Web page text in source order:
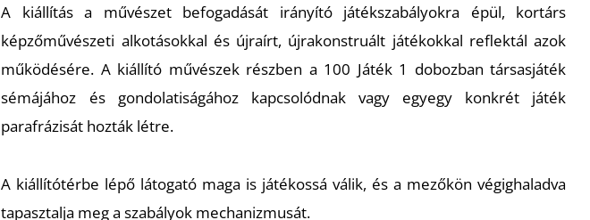
A kiállítás a művészet befogadását irányító játékszabályokra épül, kortárs
képzőművészeti alkotásokkal és újraírt, újrakonstruált játékokkal reflektál azok
működésére. A kiállító művészek részben a 100 Játék 1 dobozban társasjáték
sémájához és gondolatiságához kapcsolódnak vagy egy­egy konkrét játék
parafrázisát hozták létre.
A kiállítótérbe lépő látogató maga is játékossá válik, és a mezőkön végighaladva
tapasztalja meg a szabályok mechanizmusát.